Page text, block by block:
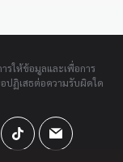
รให้ข้อมูลและเพื่อการ
ปฏิเสธต่อความรับผิดใด